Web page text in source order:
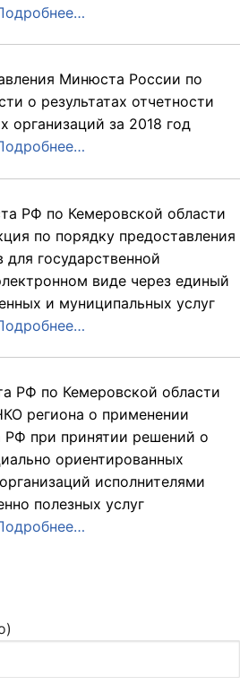
Минюста России по
о результатах отчетности
организаций за 2018 год
РФ по Кемеровской области
по порядку предоставления
для государственной
виде через единый
и муниципальных услуг
РФ по Кемеровской области
региона о применении
РФ при принятии решений о
ориентированных
исполнителями
полезных услуг